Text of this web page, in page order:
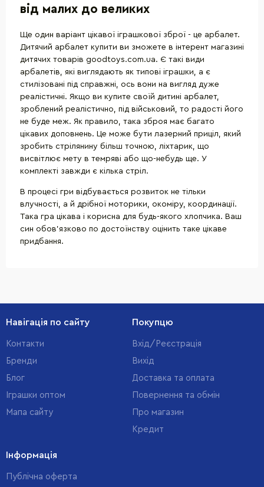
від малих до великих
Ще один варіант цікавої іграшкової зброї - це арбалет.
Дитячий арбалет купити ви зможете в інтерент магазині
дитячих товарів goodtoys.com.ua. Є такі види
арбалетів, які виглядають як типові іграшки, а є
стилізовані під справжні, ось вони на вигляд дуже
реалістичні. Якщо ви купите своїй дитині арбалет,
зроблений реалістично, під військовий, то радості його
не буде меж. Як правило, така зброя має багато
цікавих доповнень. Це може бути лазерний приціл, який
зробить стрілянину більш точною, ліхтарик, що
висвітлює мету в темряві або що-небудь ще. У
комплекті завжди є кілька стріл.
В процесі гри відбувається розвиток не тільки
влучності, а й дрібної моторики, окоміру, координації.
Така гра цікава і корисна для будь-якого хлопчика. Ваш
син обов'язково по достоїнству оцінить таке цікаве
придбання.
Навігація по сайту
Контакти
Бренди
Блог
Іграшки оптом
Мапа сайту
Покупцю
Вхід/Реєстрація
Вихід
Доставка та оплата
Повернення та обмін
Про магазин
Кредит
Інформація
Публічна оферта